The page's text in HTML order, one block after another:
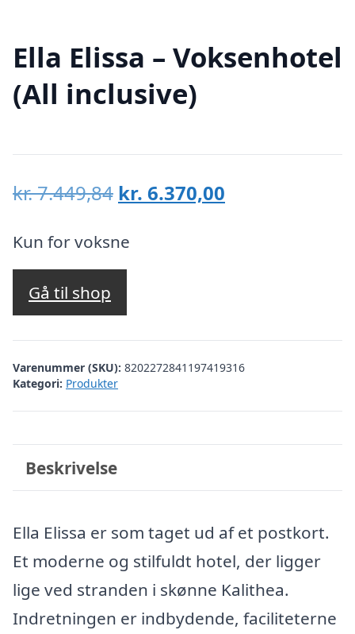
Ella Elissa – Voksenhotel
(All inclusive)
kr.7.449,84 Den
pris
var:
kr. 6.370,00
Kun for voksne
Gå til shop
Varenummer (SKU): 8202272841197419316
Kategori: Produkter
Beskrivelse
Ella Elissa er som taget ud af et postkort.
Et moderne og stilfuldt hotel, der ligger
lige ved stranden i skønne Kalithea.
Indretningen er indbydende, faciliteterne